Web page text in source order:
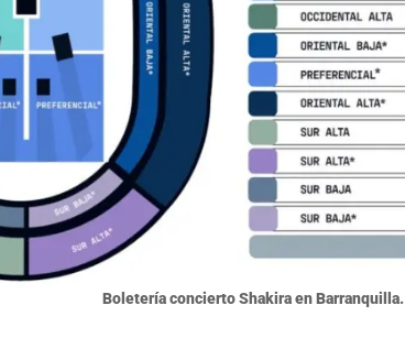
Boletería concierto Shakira en Barranquilla.